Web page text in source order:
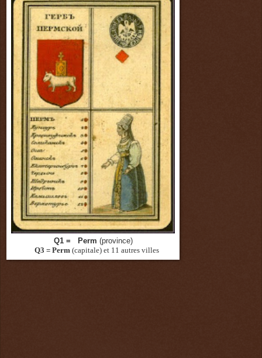
Q1 = Perm (province)
Q3 = Perm (capitale) et 11 autres villes